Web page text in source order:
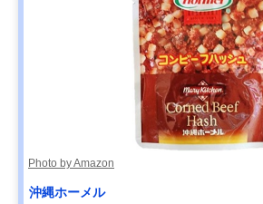
Photo by Amazon
‎沖縄ホーメル